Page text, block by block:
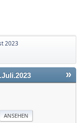
2023
»